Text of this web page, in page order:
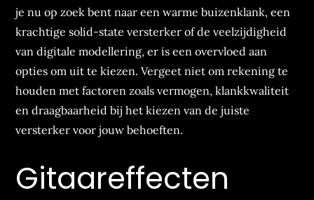
je nu op zoek bent naar een warme buizenklank, een
krachtige solid-state versterker of de veelzijdigheid
van digitale modellering, er is een overvloed aan
opties om uit te kiezen. Vergeet niet om rekening te
houden met factoren zoals vermogen, klankkwaliteit
en draagbaarheid bij het kiezen van de juiste
versterker voor jouw behoeften.
Gitaareffecten